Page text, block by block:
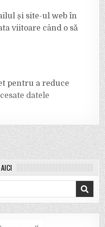
și site-ul web în
viitoare când o să
pentru a reduce
datele